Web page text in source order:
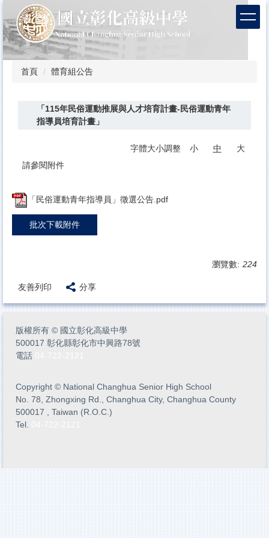
到
主
要
內
首頁 體育組公告
「115年民俗運動推展與人才培育計畫-民俗運動青年
指導員培育計畫」
字體大小調整 小 中
大
請參閱附件
「民俗運動青年指導員」徵選公告.pdf
批次下載附件
瀏覽數: 224
友善列印 分享
版權所有 © 國立彰化高級中學
500017 彰化縣彰化市中興路78號
電話
Copyright © National Changhua Senior High School
No. 78, Zhongxing Rd., Changhua City, Changhua County
500017 , Taiwan (R.O.C.)
Tel.